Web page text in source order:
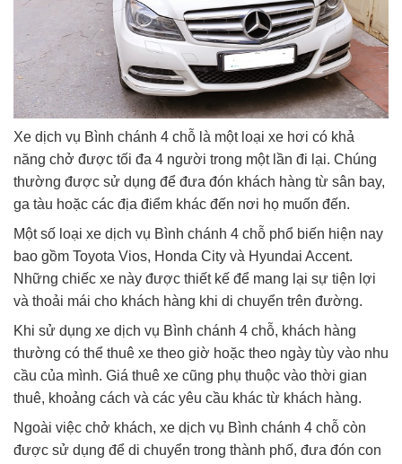
Xe dịch vụ Bình chánh 4 chỗ là một loại xe hơi có khả
năng chở được tối đa 4 người trong một lần đi lại. Chúng
thường được sử dụng để đưa đón khách hàng từ sân bay,
ga tàu hoặc các địa điểm khác đến nơi họ muốn đến.
Một số loại xe dịch vụ Bình chánh 4 chỗ phổ biến hiện nay
bao gồm Toyota Vios, Honda City và Hyundai Accent.
Những chiếc xe này được thiết kế để mang lại sự tiện lợi
và thoải mái cho khách hàng khi di chuyển trên đường.
Khi sử dụng xe dịch vụ Bình chánh 4 chỗ, khách hàng
thường có thể thuê xe theo giờ hoặc theo ngày tùy vào nhu
cầu của mình. Giá thuê xe cũng phụ thuộc vào thời gian
thuê, khoảng cách và các yêu cầu khác từ khách hàng.
Ngoài việc chở khách, xe dịch vụ Bình chánh 4 chỗ còn
được sử dụng để di chuyển trong thành phố, đưa đón con